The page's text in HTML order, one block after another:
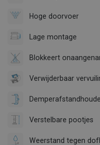
Hoge doorvoer
Lage montage
Blokkeert
Verwijderbaar
Verstelbare pootjes
Weerstand tegen